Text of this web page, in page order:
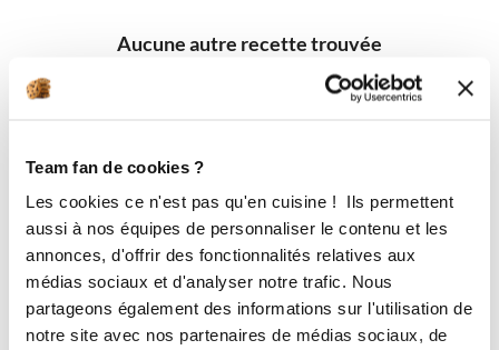
Team fan de cookies ?
Les cookies ce n'est pas qu'en cuisine ! Ils permettent
aussi à nos équipes de personnaliser le contenu et les
annonces, d'offrir des fonctionnalités relatives aux
médias sociaux et d'analyser notre trafic. Nous
partageons également des informations sur l'utilisation de
notre site avec nos partenaires de médias sociaux, de
Aucune autre recette trouvée